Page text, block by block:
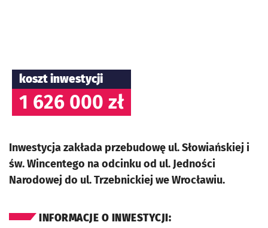
koszt inwestycji
1 626 000 zł
Inwestycja zakłada przebudowę ul. Słowiańskiej i
św. Wincentego na odcinku od ul. Jedności
Narodowej do ul. Trzebnickiej we Wrocławiu.
INFORMACJE O INWESTYCJI: